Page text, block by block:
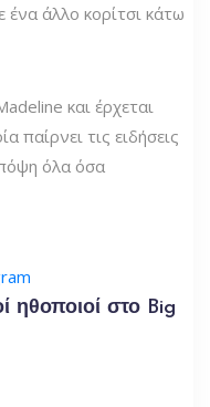
ένα άλλο κορίτσι κάτω
και έρχεται
παίρνει τις ειδήσεις
όλα όσα
ηθοποιοί στο Big